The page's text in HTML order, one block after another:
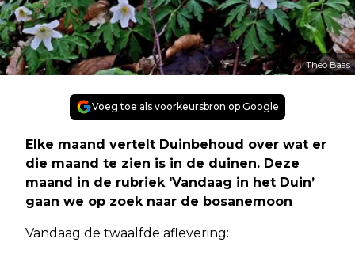
Theo Baas
Voeg toe als voorkeursbron op Google
Elke maand vertelt Duinbehoud over wat er
die maand te zien is in de duinen. Deze
maand in de rubriek 'Vandaag in het Duin’
gaan we op zoek naar de bosanemoon
Vandaag de twaalfde aflevering: